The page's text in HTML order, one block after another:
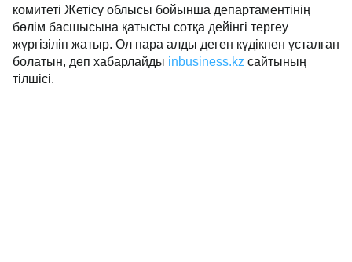
комитеті Жетісу облысы бойынша департаментінің
бөлім басшысына қатысты сотқа дейінгі тергеу
жүргізіліп жатыр. Ол пара алды деген күдікпен ұсталған
болатын, деп хабарлайды inbusiness.kz сайтының
тілшісі.